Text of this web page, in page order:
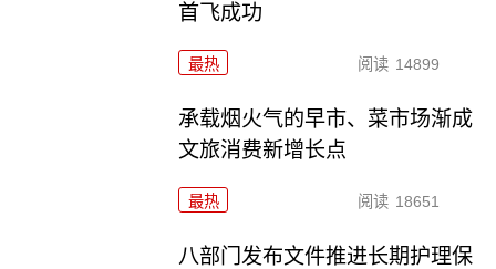
首飞成功
最热 阅读 14899
承载烟火气的早市、菜市场渐成
文旅消费新增长点
最热 阅读 18651
八部门发布文件推进长期护理保